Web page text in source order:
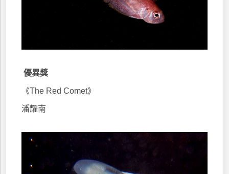
優異獎
《The Red Comet》
潘耀南